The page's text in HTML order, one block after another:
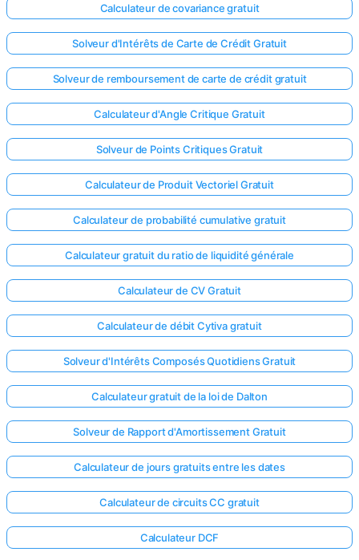
Calculateur de covariance gratuit
Solveur d'Intérêts de Carte de Crédit Gratuit
Solveur de remboursement de carte de crédit gratuit
Calculateur d'Angle Critique Gratuit
Solveur de Points Critiques Gratuit
Calculateur de Produit Vectoriel Gratuit
Calculateur de probabilité cumulative gratuit
Calculateur gratuit du ratio de liquidité générale
Calculateur de CV Gratuit
Calculateur de débit Cytiva gratuit
Solveur d'Intérêts Composés Quotidiens Gratuit
Calculateur gratuit de la loi de Dalton
Solveur de Rapport d'Amortissement Gratuit
Calculateur de jours gratuits entre les dates
Calculateur de circuits CC gratuit
Calculateur DCF